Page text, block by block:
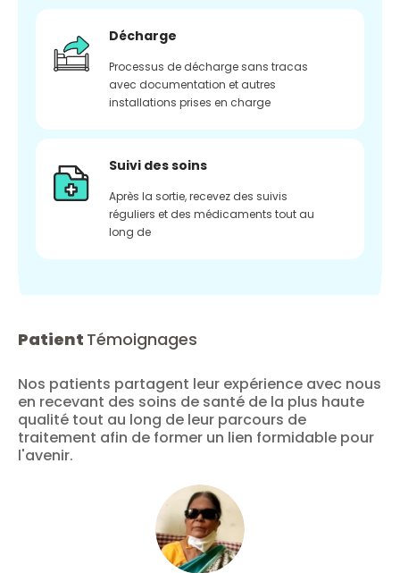
Décharge
Processus de décharge sans tracas
avec documentation et autres
installations prises en charge
Suivi des soins
Après la sortie, recevez des suivis
réguliers et des médicaments tout au
long de
Patient Témoignages
Nos patients partagent leur expérience avec nous
en recevant des soins de santé de la plus haute
qualité tout au long de leur parcours de
traitement afin de former un lien formidable pour
l'avenir.